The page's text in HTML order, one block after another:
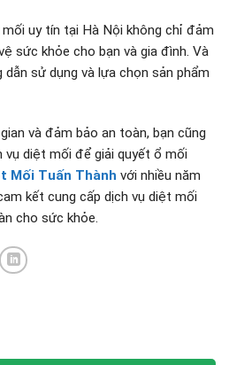
uy tín tại Hà Nội không chỉ đảm
sức khỏe cho bạn và gia đình. Và
sử dụng và lựa chọn sản phẩm
và đảm bảo an toàn, bạn cũng
diệt mối để giải quyết ổ mối
Mối Tuấn Thành với nhiều năm
kết cung cấp dịch vụ diệt mối
cho sức khỏe.